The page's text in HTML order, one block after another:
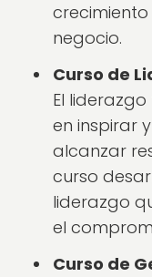
negocio.
Curso de
El
en inspirar
alcanzar
curso
liderazgo
el
Curso de